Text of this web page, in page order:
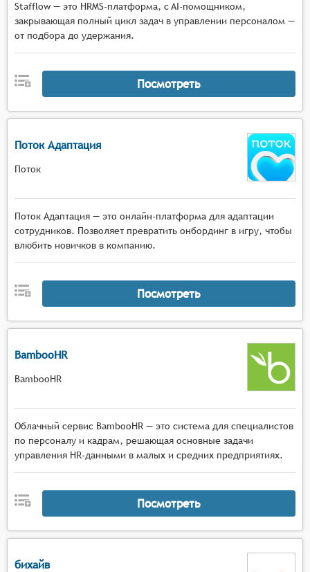
Stafflow — это HRMS-платформа, c AI-помощником,
закрывающая полный цикл задач в управлении персоналом —
от подбора до удержания.
Посмотреть
Поток Адаптация
Поток
Поток Адаптация — это онлайн-платформа для адаптации
сотрудников. Позволяет превратить онбординг в игру, чтобы
влюбить новичков в компанию.
Посмотреть
BambooHR
BambooHR
Облачный сервис BambooHR — это система для специалистов
по персоналу и кадрам, решающая основные задачи
управления HR-данными в малых и средних предприятиях.
Посмотреть
бихайв